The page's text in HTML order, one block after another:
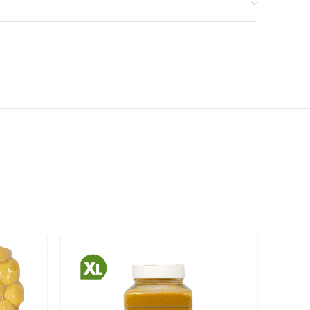
un tādēļ tā nevar tikt uzskatīta par identisku